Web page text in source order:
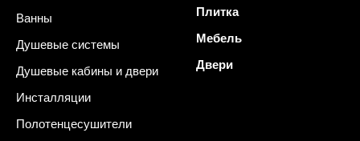
Ванны
Душевые системы
Душевые кабины и двери
Инсталляции
Полотенцесушители
Плитка
Мебель
Двери